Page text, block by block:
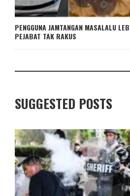
PENGGUNA JAMTANGAN MASALALU
PEJABAT TAK RAKUS
SUGGESTED POSTS